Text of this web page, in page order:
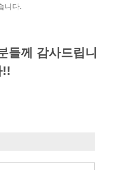
니다.
들께 감사드립니
!!